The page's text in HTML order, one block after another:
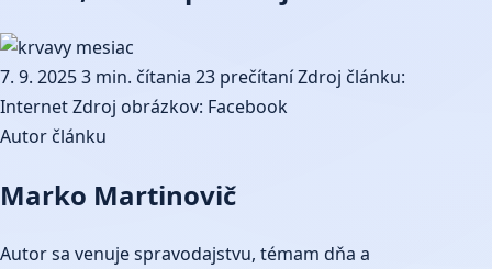
7. 9. 20253 min. čítania 23 prečítaníZdroj článku:
InternetZdroj obrázkov: Facebook
Autor článku
Marko Martinovič
Autor sa venuje spravodajstvu, témam dňa a